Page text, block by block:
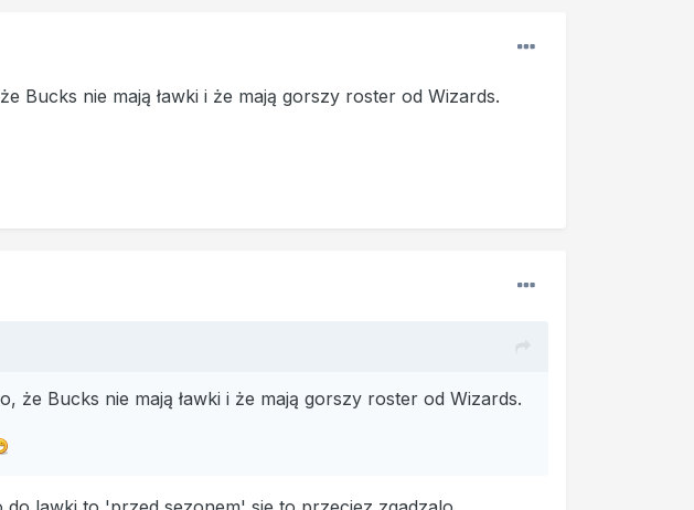
Bucks nie mają ławki i że mają gorszy roster od Wizards.
że Bucks nie mają ławki i że mają gorszy roster od Wizards.